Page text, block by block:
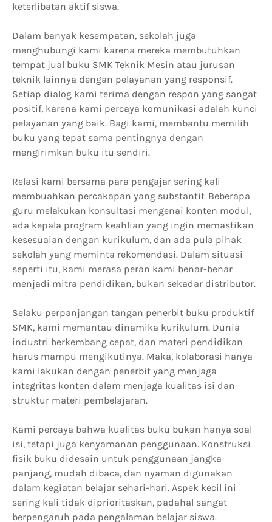
keterlibatan aktif siswa.
Dalam banyak kesempatan, sekolah juga
menghubungi kami karena mereka membutuhkan
tempat jual buku SMK Teknik Mesin atau jurusan
teknik lainnya dengan pelayanan yang responsif.
Setiap dialog kami terima dengan respon yang sangat
positif, karena kami percaya komunikasi adalah kunci
pelayanan yang baik. Bagi kami, membantu memilih
buku yang tepat sama pentingnya dengan
mengirimkan buku itu sendiri.
Relasi kami bersama para pengajar sering kali
membuahkan percakapan yang substantif. Beberapa
guru melakukan konsultasi mengenai konten modul,
ada kepala program keahlian yang ingin memastikan
kesesuaian dengan kurikulum, dan ada pula pihak
sekolah yang meminta rekomendasi. Dalam situasi
seperti itu, kami merasa peran kami benar-benar
menjadi mitra pendidikan, bukan sekadar distributor.
Selaku perpanjangan tangan penerbit buku produktif
SMK, kami memantau dinamika kurikulum. Dunia
industri berkembang cepat, dan materi pendidikan
harus mampu mengikutinya. Maka, kolaborasi hanya
kami lakukan dengan penerbit yang menjaga
integritas konten dalam menjaga kualitas isi dan
struktur materi pembelajaran.
Kami percaya bahwa kualitas buku bukan hanya soal
isi, tetapi juga kenyamanan penggunaan. Konstruksi
fisik buku didesain untuk penggunaan jangka
panjang, mudah dibaca, dan nyaman digunakan
dalam kegiatan belajar sehari-hari. Aspek kecil ini
sering kali tidak diprioritaskan, padahal sangat
berpengaruh pada pengalaman belajar siswa.